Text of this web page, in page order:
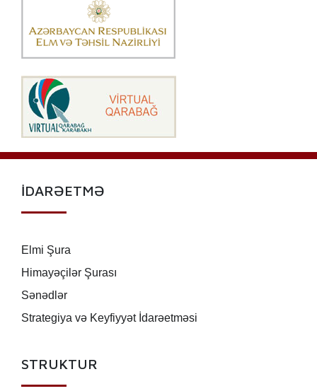
İDARƏETMƏ
Elmi Şura
Himayəçilər Şurası
Sənədlər
Strategiya və Keyfiyyət İdarəetməsi
STRUKTUR